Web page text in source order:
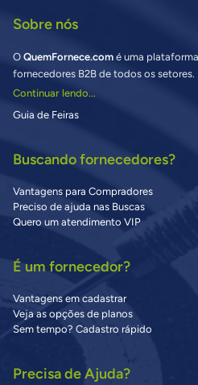
Sobre nós
O QuemFornece.com é uma
fornecedores B2B de todos os setores.
Continuar lendo...
Guia de Feiras
Buscando fornecedores?
Vantagens para Compradores
Preciso de ajuda nas Buscas
Quero um atendimento VIP
É um fornecedor?
Vantagens em cadastrar
Veja as opções de planos
Sem tempo? Cadastro rápido
Precisa de Ajuda?